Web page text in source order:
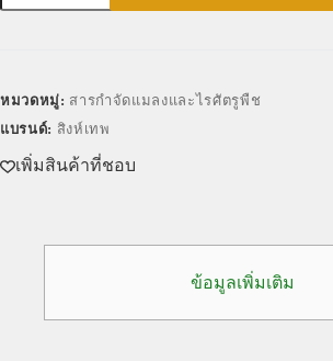
หมวดหมู่: สารกำจัดแมลงและไรศัตรูพืช
แบรนด์: สิงห์เทพ
เพิ่มสินค้าที่ชอบ
ข้อมูลเพิ่มเติม